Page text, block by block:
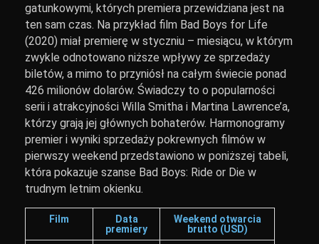
gatunkowymi, których premiera przewidziana jest na
ten sam czas. Na przykład film Bad Boys for Life
(2020) miał premierę w styczniu – miesiącu, w którym
zwykle odnotowano niższe wpływy ze sprzedaży
biletów, a mimo to przyniósł na całym świecie ponad
426 milionów dolarów. Świadczy to o popularności
serii i atrakcyjności Willa Smitha i Martina Lawrence’a,
którzy grają jej głównych bohaterów. Harmonogramy
premier i wyniki sprzedaży pokrewnych filmów w
pierwszy weekend przedstawiono w poniższej tabeli,
która pokazuje szanse Bad Boys: Ride or Die w
trudnym letnim okienku.
Film
Data
premiery
Weekend otwarcia
brutto (USD)